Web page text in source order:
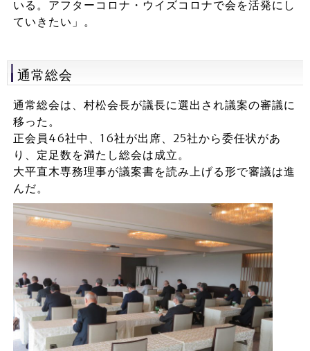
いる。アフターコロナ・ウイズコロナで会を活発にし
ていきたい」。
通常総会
通常総会は、村松会長が議長に選出され議案の審議に
移った。
正会員46社中、16社が出席、25社から委任状があ
り、定足数を満たし総会は成立。
大平直木専務理事が議案書を読み上げる形で審議は進
んだ。